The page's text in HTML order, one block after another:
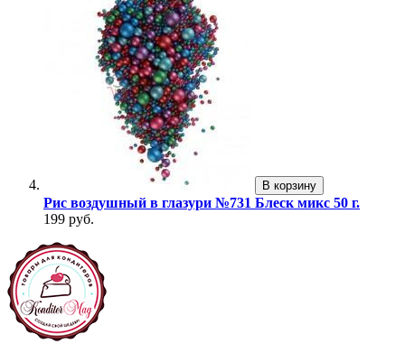
В корзину
Рис воздушный в глазури №731 Блеск микс 50 г.
199 руб.